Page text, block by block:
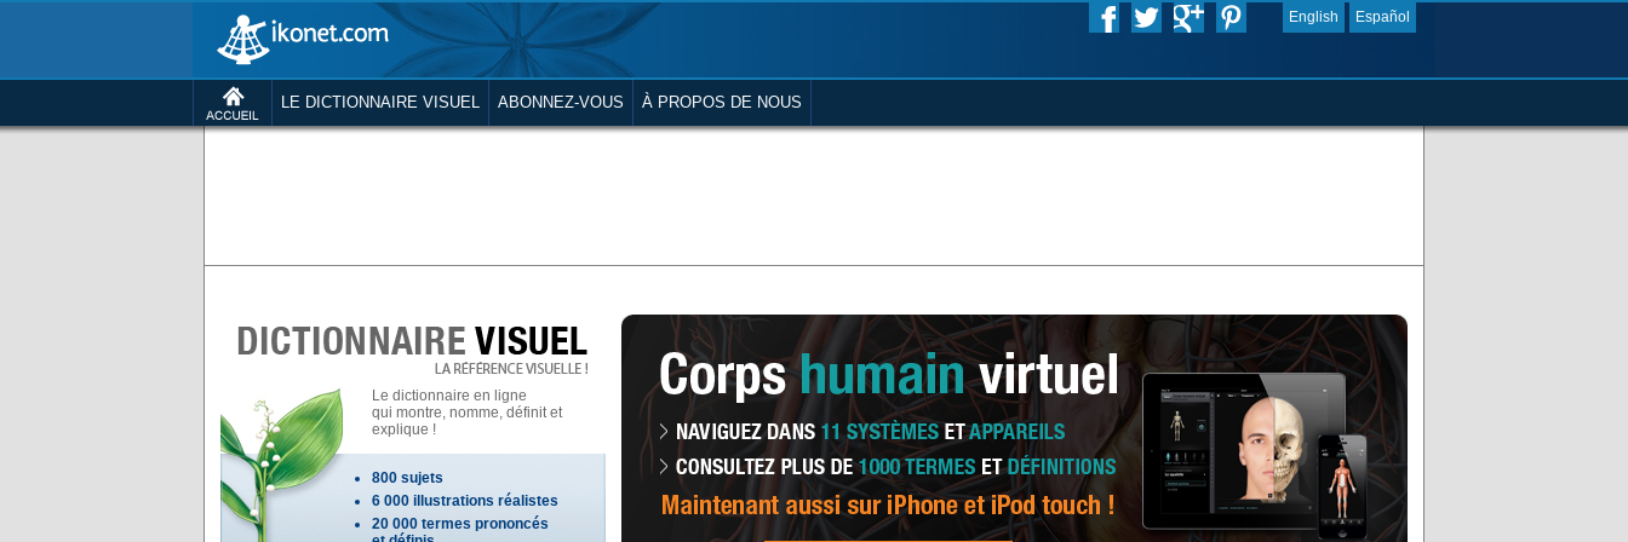
English Español
LE DICTIONNAIRE VISUEL ABONNEZ-VOUS À PROPOS DE NOUS
Le dictionnaire en ligne
qui montre, nomme, définit et
explique !
800 sujets
6 000 illustrations réalistes
20 000 termes prononcés